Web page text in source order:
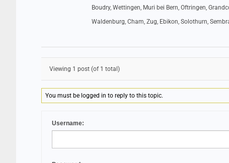
Boudry, Wettingen, Muri bei Bern, Oftringen,
Waldenburg, Cham, Zug, Ebikon, Solothurn,
Viewing 1 post (of 1 total)
You must be logged in to reply to this topic.
Username: